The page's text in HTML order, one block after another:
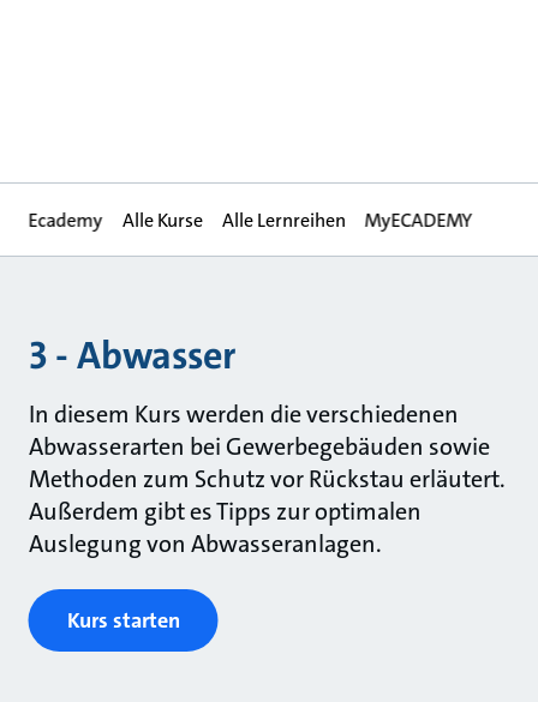
Ecademy Alle Kurse Alle Lernreihen MyECADEMY
3 - Abwasser
In diesem Kurs werden die verschiedenen
Abwasserarten bei Gewerbegebäuden sowie
Methoden zum Schutz vor Rückstau erläutert.
Außerdem gibt es Tipps zur optimalen
Auslegung von Abwasseranlagen.
Kurs starten